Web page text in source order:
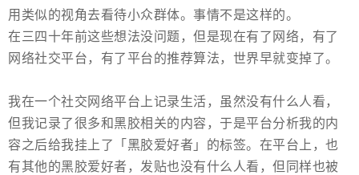
用类似的视角去看待小众群体。事情不是这样的。
在三四十年前这些想法没问题，但是现在有了网络，有了
网络社交平台，有了平台的推荐算法，世界早就变掉了。
我在一个社交网络平台上记录生活，虽然没有什么人看，
但我记录了很多和黑胶相关的内容，于是平台分析我的内
容之后给我挂上了「黑胶爱好者」的标签。在平台上，也
有其他的黑胶爱好者，发贴也没有什么人看，但同样也被